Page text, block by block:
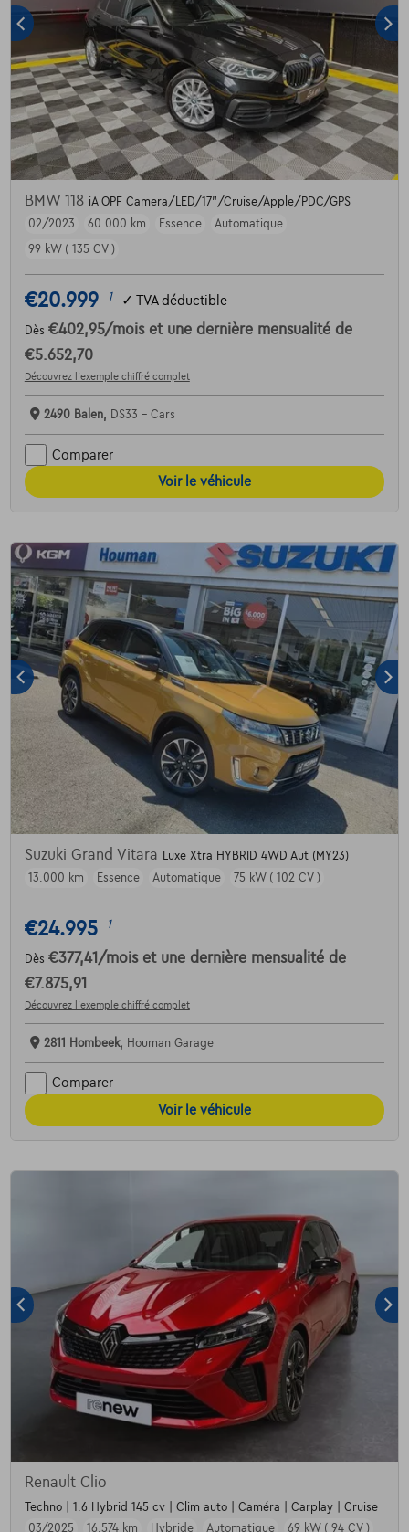
BMW 118 iA OPF Camera/LED/17"/Cruise/Apple/PDC/GPS
02/2023
60.000 km Essence
Automatique
99 kW ( 135 CV )
€20.999 1 ✓ TVA déductible
Dès €402,95/mois et une dernière mensualité de
€5.652,70
Découvrez l’exemple chiffré complet
2490 Balen, DS33 - Cars
Comparer
Voir le véhicule
Suzuki Grand Vitara
Luxe Xtra HYBRID 4WD Aut (MY23)
13.000 km
Essence Automatique 75 kW ( 102 CV )
€24.995 1
Dès €377,41 /mois et une dernière mensualité de
€7.875,91
Découvrez l’exemple chiffré complet
2811 Hombeek, Houman Garage
Comparer
Voir le véhicule
Renault Clio
Techno | 1.6 Hybrid 145 cv | Clim auto | Caméra | Carplay | Cruise
03/2025
16.574 km Hybride Automatique 69 kW ( 94 CV )